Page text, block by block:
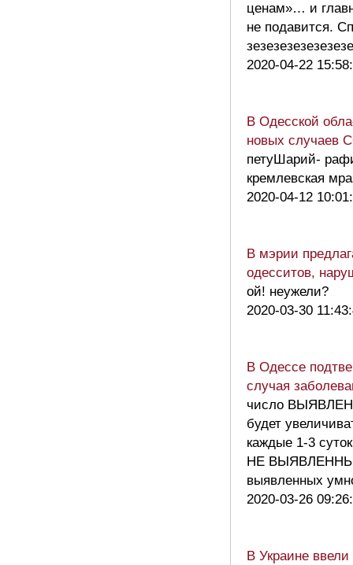
ценам»… и
не подавится.
2020-04-22
В Одесской
новых случаев
петуШарий-
кремлевская
2020-04-12
В мэрии
одесситов,
ой! неужели?
2020-03-30
В Одессе
случая
число
будет
каждые 1-3
НЕ
выявленных
2020-03-26
В Украине ввели